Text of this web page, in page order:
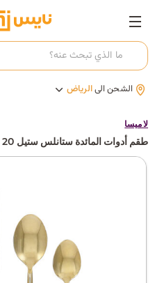
الشحن الىالرياض
لا ميسا
طقم أدوات المائدة ستانلس ستيل 20 قطعة تشكيلة ورق